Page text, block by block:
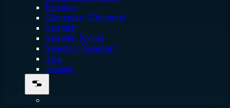
Russian
Slovenian (Slovenia)
Spanish
Spanish (Chile)
Swedish (Sweden)
Thai
Turkish